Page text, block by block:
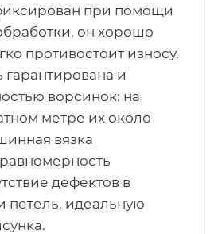
при помощи
он хорошо
противостоит износу.
гарантирована и
ворсинок: на
метре их около
вязка
дефектов в
идеальную